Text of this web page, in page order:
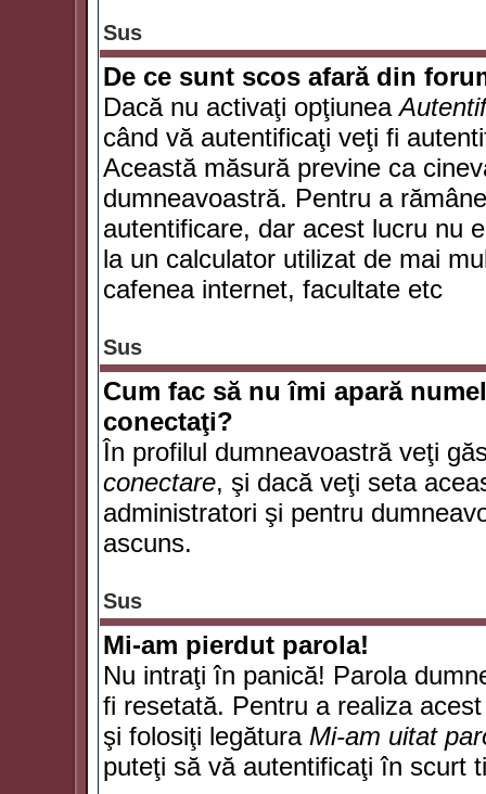
Sus
De ce sunt scos afară din
Dacă nu activaţi opţiunea
când vă autentificaţi veţi fi
Această măsură previne ca
dumneavoastră. Pentru a
autentificare, dar acest lucru nu
la un calculator utilizat de mai
cafenea internet, facultate etc
Sus
Cum fac să nu îmi apară
conectaţi?
În profilul dumneavoastră veţi
conectare, şi dacă veţi seta
administratori şi pentru
ascuns.
Sus
Mi-am pierdut parola!
Nu intraţi în panică! Parola
fi resetată. Pentru a realiza
şi folosiţi legătura Mi-am uitat
puteţi să vă autentificaţi în scurt